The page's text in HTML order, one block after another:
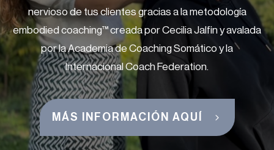
nervioso de tus clientes gracias a la metodología
embodied coaching™ creada por Cecilia Jalfin y avalada
por la Academia de Coaching Somático y la
Internacional Coach Federation.
MÁS INFORMACIÓN AQUÍ